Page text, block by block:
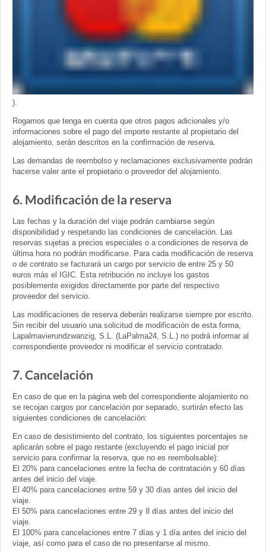
).
Rogamos que tenga en cuenta que otros pagos adicionales y/o
informaciones sobre el pago del importe restante al propietario del
alojamiento, serán descritos en la confirmación de reserva.
Las demandas de reembolso y reclamaciones exclusivamente podrán
hacerse valer ante el propietario o proveedor del alojamiento.
6. Modificación de la reserva
Las fechas y la duración del viaje podrán cambiarse según
disponibilidad y respetando las condiciones de cancelación. Las
reservas sujetas a precios especiales o a condiciones de reserva de
última hora no podrán modificarse. Para cada modificación de reserva
o de contrato se facturará un cargo por servicio de entre 25 y 50
euros más el IGIC. Esta retribución no incluye los gastos
posiblemente exigidos directamente por parte del respectivo
proveedor del servicio.
Las modificaciones de reserva deberán realizarse siempre por escrito.
Sin recibir del usuario una solicitud de modificación de esta forma,
Lapalmavierundzwanzig, S.L. (LaPalma24, S.L.) no podrá informar al
correspondiente proveedor ni modificar el servicio contratado.
7. Cancelación
En caso de que en la página web del correspondiente alojamiento no
se recojan cargos por cancelación por separado, surtirán efecto las
siguientes condiciones de cancelación:
En caso de desistimiento del contrato, los siguientes porcentajes se
aplicarán sobre el pago restante (excluyendo el pago inicial por
servicio para confirmar la reserva, que no es reembolsable):
El 20% para cancelaciones entre la fecha de contratación y 60 días
antes del inicio del viaje.
El 40% para cancelaciones entre 59 y 30 días antes del inicio del
viaje.
El 50% para cancelaciones entre 29 y 8 días antes del inicio del
viaje.
El 100% para cancelaciones entre 7 días y 1 día antes del inicio del
viaje, así como para el caso de no presentarse al mismo.